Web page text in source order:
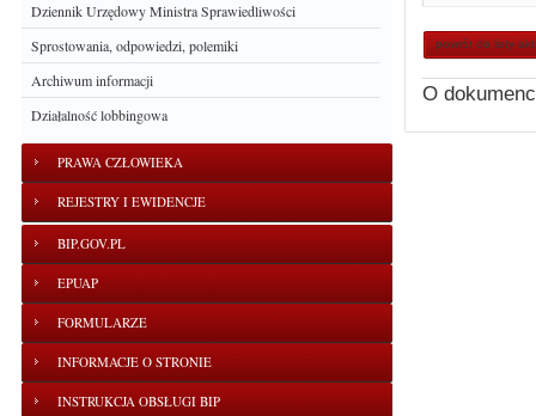
Dziennik Urzędowy Ministra Sprawiedliwości
Sprostowania, odpowiedzi, polemiki
Archiwum informacji
Działalność lobbingowa
PRAWA CZŁOWIEKA
REJESTRY I EWIDENCJE
BIP.GOV.PL
EPUAP
FORMULARZE
INFORMACJE O STRONIE
INSTRUKCJA OBSŁUGI BIP
powrót do listy
O